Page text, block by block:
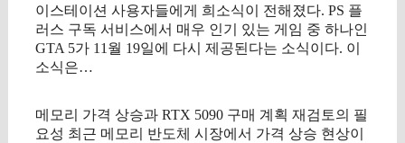
이스테이션 사용자들에게 희소식이 전해졌다. PS 플
러스 구독 서비스에서 매우 인기 있는 게임 중 하나인
GTA 5가 11월 19일에 다시 제공된다는 소식이다. 이
소식은…
메모리 가격 상승과 RTX 5090 구매 계획 재검토의 필
요성 최근 메모리 반도체 시장에서 가격 상승 현상이